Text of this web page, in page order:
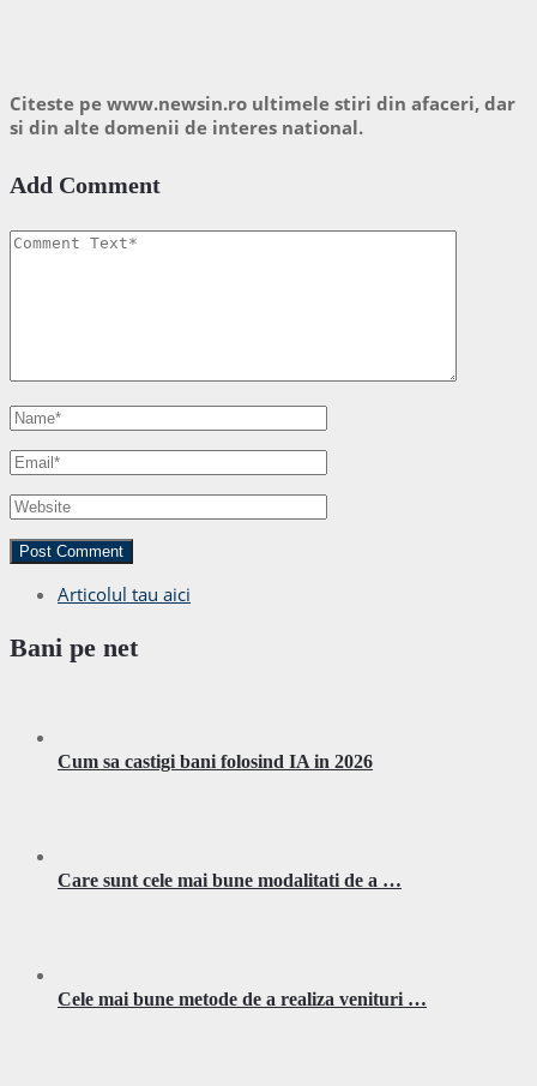
Citeste pe www.newsin.ro ultimele stiri din afaceri, dar
si din alte domenii de interes national.
Add Comment
Articolul tau aici
Bani pe net
Cum sa castigi bani folosind IA in 2026
Care sunt cele mai bune modalitati de a …
Cele mai bune metode de a realiza venituri …